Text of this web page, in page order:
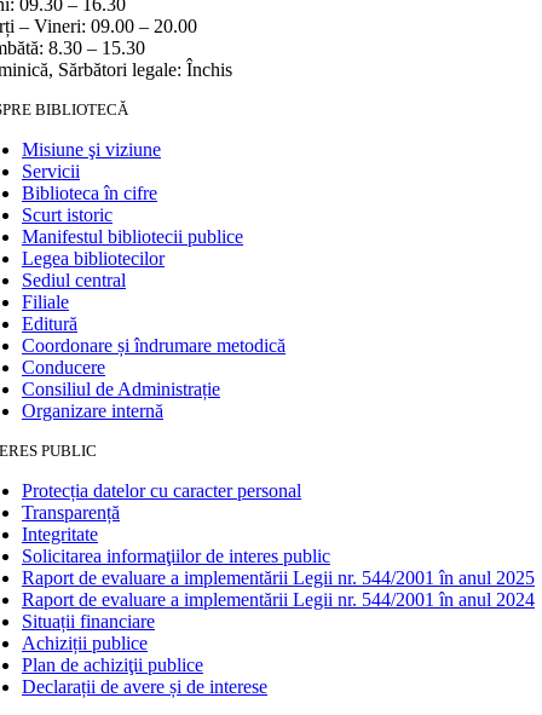
09.30 – 16.30
– Vineri: 09.00 – 20.00
8.30 – 15.30
Sărbători legale: Închis
BIBLIOTECĂ
Misiune şi viziune
Servicii
Biblioteca în cifre
Scurt istoric
Manifestul bibliotecii publice
Legea bibliotecilor
Sediul central
Filiale
Editură
Coordonare și îndrumare metodică
Conducere
Consiliul de Administrație
Organizare internă
PUBLIC
Protecția datelor cu caracter personal
Transparență
Integritate
Solicitarea informaţiilor de interes public
Raport de evaluare a implementării Legii nr. 544/2001 în anul 2025
Raport de evaluare a implementării Legii nr. 544/2001 în anul 2024
Situații financiare
Achiziții publice
Plan de achiziţii publice
Declarații de avere și de interese